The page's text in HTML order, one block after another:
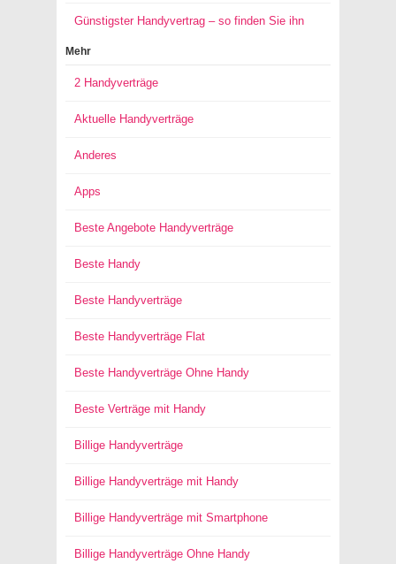
Günstigster Handyvertrag – so finden Sie ihn
Mehr
2 Handyverträge
Aktuelle Handyverträge
Anderes
Apps
Beste Angebote Handyverträge
Beste Handy
Beste Handyverträge
Beste Handyverträge Flat
Beste Handyverträge Ohne Handy
Beste Verträge mit Handy
Billige Handyverträge
Billige Handyverträge mit Handy
Billige Handyverträge mit Smartphone
Billige Handyverträge Ohne Handy